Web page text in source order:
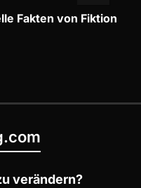
Fakten von Fiktion
verändern?